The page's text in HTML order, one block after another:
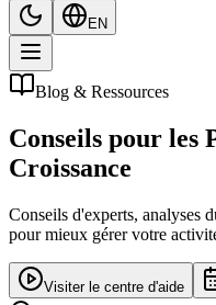
EN
Blog & Ressources
Conseils pour les
Croissance
Conseils d'experts, analyses
pour mieux gérer votre
Visiter le centre d'aide